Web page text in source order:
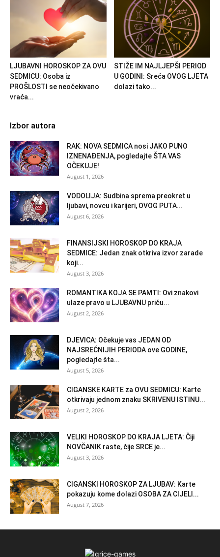
LJUBAVNI HOROSKOP ZA OVU
SEDMICU: Osoba iz
PROŠLOSTI se neočekivano
vraća...
STIŽE IM NAJLJEPŠI PERIOD
U GODINI: Sreća OVOG LJETA
dolazi tako...
Izbor autora
RAK: NOVA SEDMICA nosi JAKO PUNO
IZNENAĐENJA, pogledajte ŠTA VAS
OČEKUJE!
August 1, 2026
VODOLIJA: Sudbina sprema preokret u
ljubavi, novcu i karijeri, OVOG PUTA...
August 6, 2026
FINANSIJSKI HOROSKOP DO KRAJA
SEDMICE: Jedan znak otkriva izvor zarade
koji...
August 3, 2026
ROMANTIKA KOJA SE PAMTI: Ovi znakovi
ulaze pravo u LJUBAVNU priču...
August 2, 2026
DJEVICA: Očekuje vas JEDAN OD
NAJSREĆNIJIH PERIODA ove GODINE,
pogledajte šta...
August 5, 2026
CIGANSKE KARTE za OVU SEDMICU: Karte
otkrivaju jednom znaku SKRIVENU ISTINU...
August 2, 2026
VELIKI HOROSKOP DO KRAJA LJETA: Čiji
NOVČANIK raste, čije SRCE je...
August 3, 2026
CIGANSKI HOROSKOP ZA LJUBAV: Karte
pokazuju kome dolazi OSOBA ZA CIJELI...
August 7, 2026